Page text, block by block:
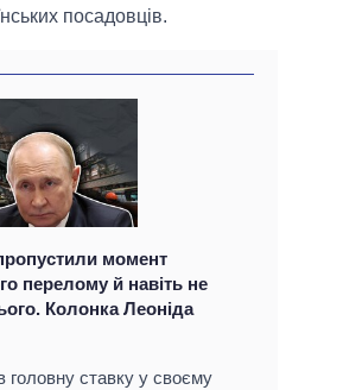
посадовців.
момент
перелому й навіть не
Колонка Леоніда
головну ставку у своєму